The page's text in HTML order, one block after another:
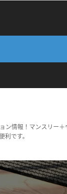
情報！マンスリー
です。